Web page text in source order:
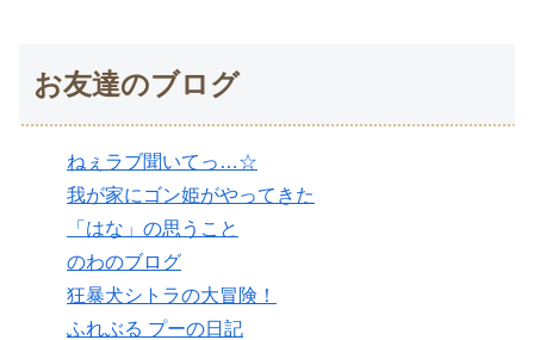
お友達のブログ
ねぇラブ聞いてっ…☆
我が家にゴン姫がやってきた
「はな」の思うこと
のわのブログ
狂暴犬シトラの大冒険！
ふれぶる プーの日記